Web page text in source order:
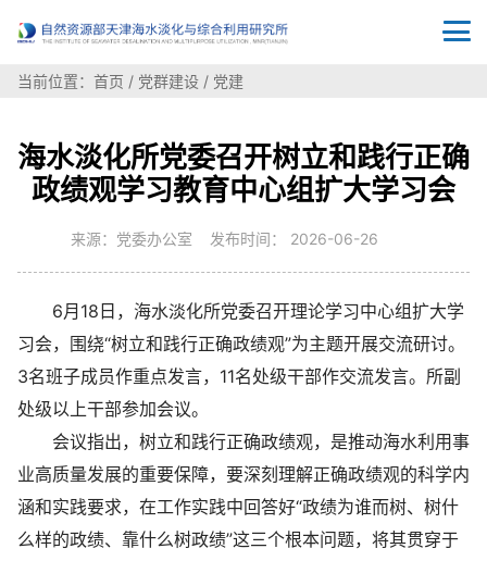
当前位置： 首页 / 党群建设 / 党建
海水淡化所党委召开树立和践行正确
政绩观学习教育中心组扩大学习会
来源：党委办公室 发布时间： 2026-06-26
6月18日，海水淡化所党委召开理论学习中心组扩大学
习会，围绕“树立和践行正确政绩观”为主题开展交流研讨。
3名班子成员作重点发言，11名处级干部作交流发言。所副
处级以上干部参加会议。
会议指出，树立和践行正确政绩观，是推动海水利用事
业高质量发展的重要保障，要深刻理解正确政绩观的科学内
涵和实践要求，在工作实践中回答好“政绩为谁而树、树什
么样的政绩、靠什么树政绩”这三个根本问题，将其贯穿于